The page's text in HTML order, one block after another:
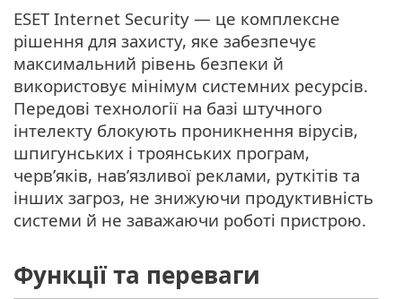
ESET Internet Security — це комплексне
рішення для захисту, яке забезпечує
максимальний рівень безпеки й
використовує мінімум системних ресурсів.
Передові технології на базі штучного
інтелекту блокують проникнення вірусів,
шпигунських і троянських програм,
черв’яків, нав’язливої реклами, руткітів та
інших загроз, не знижуючи продуктивність
системи й не заважаючи роботі пристрою.
Функції та переваги